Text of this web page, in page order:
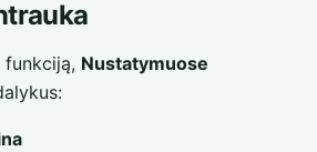
funkciją, Nustatymuose